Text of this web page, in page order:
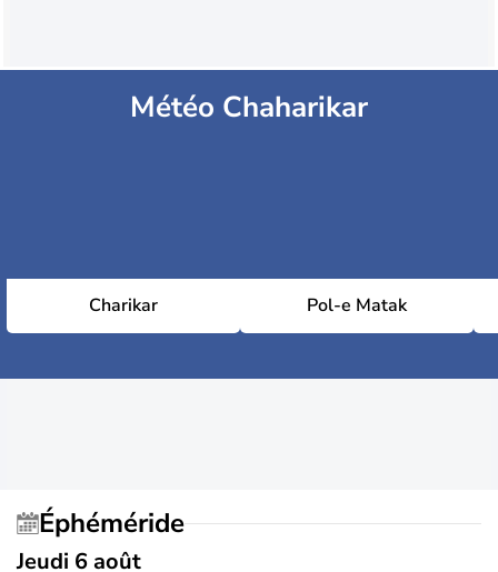
Météo Chaharikar
Charikar Pol-e Matak
Éphéméride
Jeudi 6 août